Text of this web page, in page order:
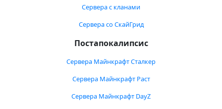
Сервера с кланами
Сервера со СкайГрид
Постапокалипсис
Сервера Майнкрафт Сталкер
Сервера Майнкрафт Раст
Сервера Майнкрафт DayZ